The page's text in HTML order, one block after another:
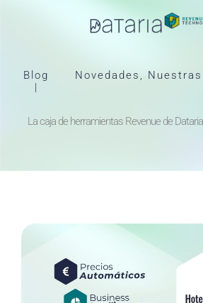
Blog
|
Novedades ,
La caja de herramientas Revenue de